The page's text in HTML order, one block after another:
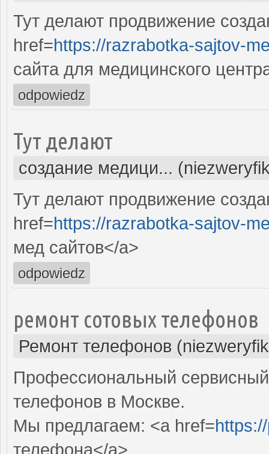
Тут делают продвижение
href=https://razrabotka-sajtov-
сайта для медицинского
odpowiedz
Тут делают
создание медици...
Тут делают продвижение
href=https://razrabotka-sajtov-
мед сайтов</a>
odpowiedz
ремонт сотовых телефонов
Ремонт телефонов
Профессиональный
телефонов в Москве.
Мы предлагаем: <a href=
телефона</a>